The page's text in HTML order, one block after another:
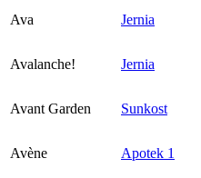
Ava
Jernia
Avalanche! Jernia
Avant Garden
Sunkost
Avène Apotek 1